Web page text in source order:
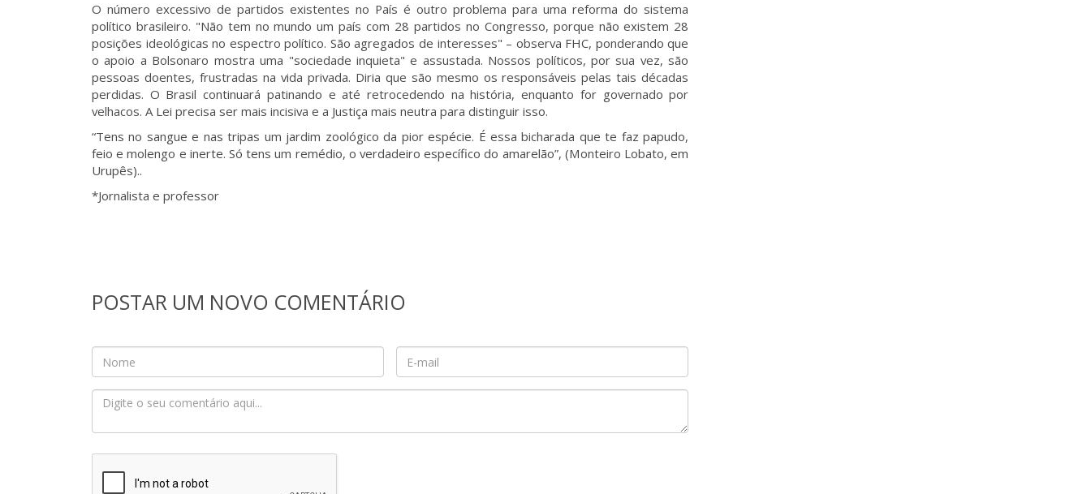
O número excessivo de partidos existentes no País é outro problema para uma reforma do sistema
político brasileiro. "Não tem no mundo um país com 28 partidos no Congresso, porque não existem 28
posições ideológicas no espectro político. São agregados de interesses" – observa FHC, ponderando que
o apoio a Bolsonaro mostra uma "sociedade inquieta" e assustada. Nossos políticos, por sua vez, são
pessoas doentes, frustradas na vida privada. Diria que são mesmo os responsáveis pelas tais décadas
perdidas. O Brasil continuará patinando e até retrocedendo na história, enquanto for governado por
velhacos. A Lei precisa ser mais incisiva e a Justiça mais neutra para distinguir isso.
“Tens no sangue e nas tripas um jardim zoológico da pior espécie. É essa bicharada que te faz papudo,
feio e molengo e inerte. Só tens um remédio, o verdadeiro específico do amarelão”, (Monteiro Lobato, em
Urupês)..
*Jornalista e professor
POSTAR UM NOVO COMENTÁRIO